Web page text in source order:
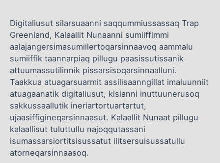
Digitaliusut silarsuaanni saqqummiussassaq Trap
Greenland, Kalaallit Nunaanni sumiiffimmi
aalajangersimasumiilertoqarsinnaavoq aammalu
sumiiffik taannarpiaq pillugu paasissutissanik
attuumassutilinnik pissarsisoqarsinnaalluni.
Taakkua atuagarsuarmit assilisaanngillat imaluunniit
atuagaanatik digitaliusut, kisianni inuttuunerusoq
sakkussaallutik ineriartortuartartut,
ujaasiffigineqarsinnaasut. Kalaallit Nunaat pillugu
kalaallisut tuluttullu najoqqutassani
isumassarsiortitsisussatut ilitsersuisussatullu
atorneqarsinnaasoq.